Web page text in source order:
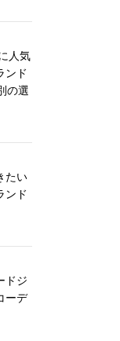
人気
ンド
の選
たい
ンド
ドジ
ーデ